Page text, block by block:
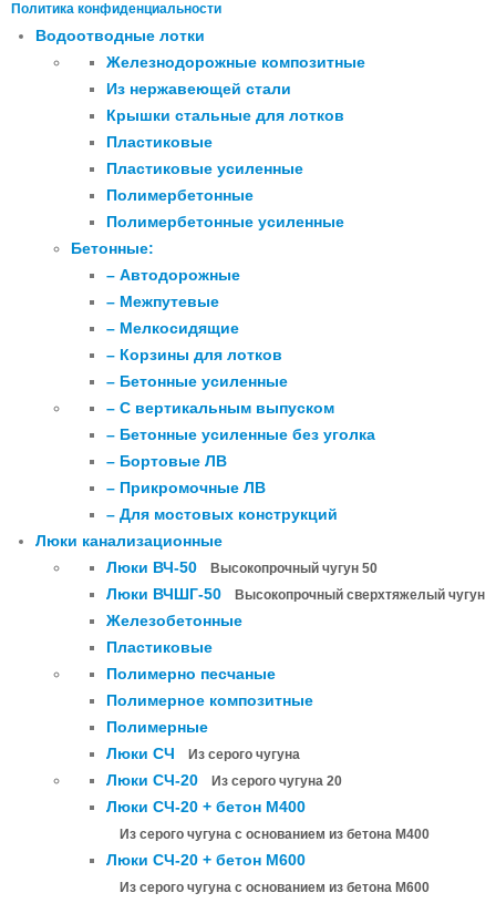
Политика конфиденциальности
Водоотводные лотки
Железнодорожные композитные
Из нержавеющей стали
Крышки стальные для лотков
Пластиковые
Пластиковые усиленные
Полимербетонные
Полимербетонные усиленные
Бетонные:
– Автодорожные
– Межпутевые
– Мелкосидящие
– Корзины для лотков
– Бетонные усиленные
– С вертикальным выпуском
– Бетонные усиленные без уголка
– Бортовые ЛВ
– Прикромочные ЛВ
– Для мостовых конструкций
Люки канализационные
Люки ВЧ-50
Высокопрочный чугун 50
Люки ВЧШГ-50 Высокопрочный сверхтяжелый чугун
Железобетонные
Пластиковые
Полимерно песчаные
Полимерное композитные
Полимерные
Люки СЧ
Из серого чугуна
Люки СЧ-20 Из серого чугуна 20
Люки СЧ-20 + бетон М400
Из серого чугуна с основанием из бетона М400
Люки СЧ-20 + бетон М600
Из серого чугуна с основанием из бетона М600